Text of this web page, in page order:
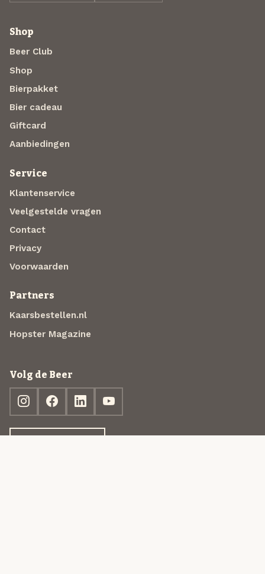
Shop
Beer Club
Shop
Bierpakket
Bier cadeau
Giftcard
Aanbiedingen
Service
Klantenservice
Veelgestelde vragen
Contact
Privacy
Voorwaarden
Partners
Kaarsbestellen.nl
Hopster Magazine
Volg de Beer